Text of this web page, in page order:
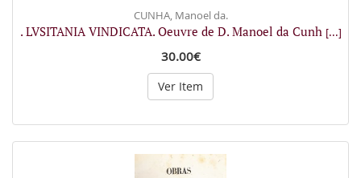
CUNHA, Manoel da.
. LVSITANIA VINDICATA. Oeuvre de D. Manoel da Cunh [...]
30.00€
Ver Item